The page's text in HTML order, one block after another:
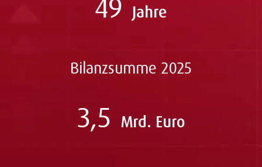
49 Jahre
Bilanzsumme 2025
3,5 Mrd. Euro